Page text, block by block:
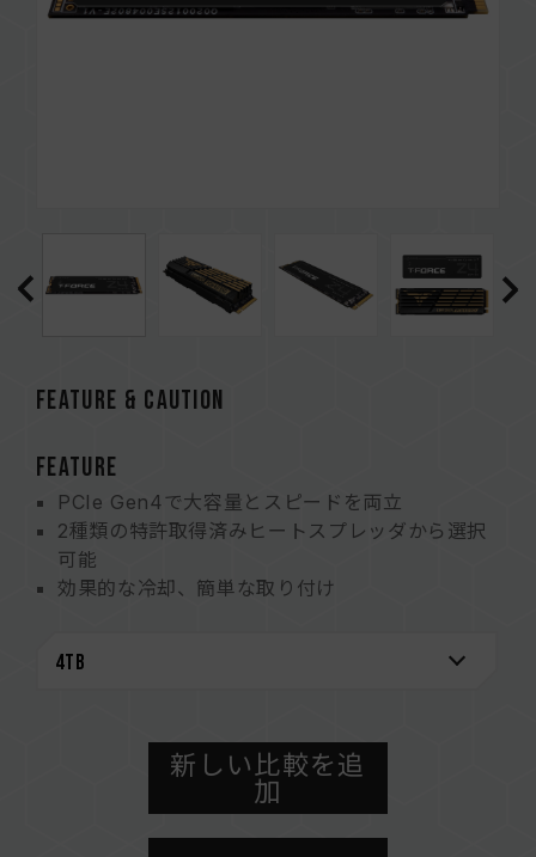
FEATURE & CAUTION
FEATURE
PCIe Gen4で大容量とスピードを両立
2種類の特許取得済みヒートスプレッダから選択
可能
効果的な冷却、簡単な取り付け
台湾の発明特許 (証明書番号: I703921)
新しい比較を追
加